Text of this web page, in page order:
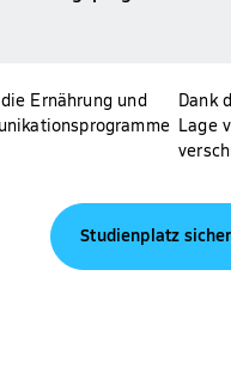
Ernährung und
Dank
Lage
Studienplatz